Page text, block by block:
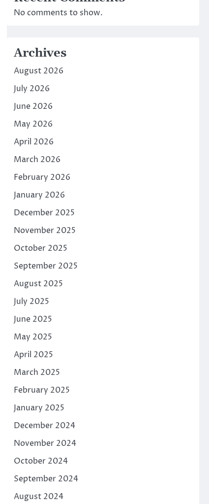
No comments to show.
Archives
August 2026
July 2026
June 2026
May 2026
April 2026
March 2026
February 2026
January 2026
December 2025
November 2025
October 2025
September 2025
August 2025
July 2025
June 2025
May 2025
April 2025
March 2025
February 2025
January 2025
December 2024
November 2024
October 2024
September 2024
August 2024